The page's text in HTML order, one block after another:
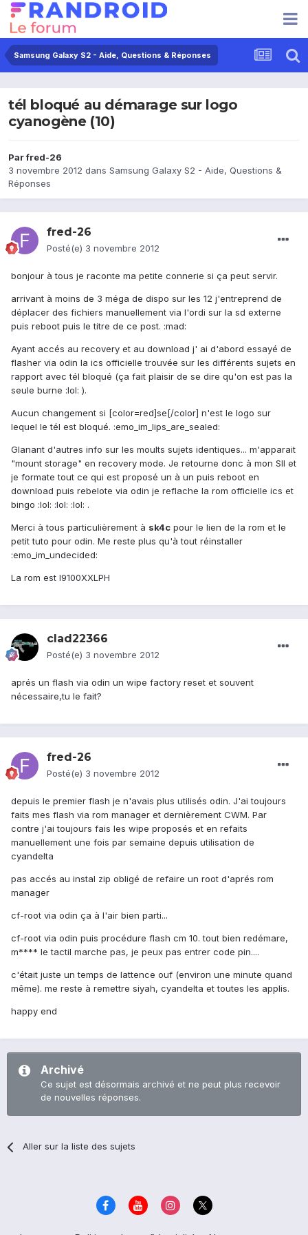
Samsung Galaxy S2 - Aide, Questions & Réponses
tél bloqué au démarage sur logo
cyanogène (10)
Parfred-26
3 novembre 2012 dans Samsung Galaxy S2 - Aide, Questions &
Réponses
fred-26
Posté(e) 3 novembre 2012
bonjour à tous je raconte ma petite connerie si ça peut servir.
arrivant à moins de 3 méga de dispo sur les 12 j'entreprend de
déplacer des fichiers manuellement via l'ordi sur la sd externe
puis reboot puis le titre de ce post. :mad:
Ayant accés au recovery et au download j' ai d'abord essayé de
flasher via odin la ics officielle trouvée sur les différents sujets en
rapport avec tél bloqué (ça fait plaisir de se dire qu'on est pas la
seule burne :lol: ).
Aucun changement si [color=red]se[/color] n'est le logo sur
lequel le tél est bloqué. :emo_im_lips_are_sealed:
Glanant d'autres info sur les moults sujets identiques... m'apparait
"mount storage" en recovery mode. Je retourne donc à mon SII et
je formate tout ce qui est proposé un à un puis reboot en
download puis rebelote via odin je reflache la rom officielle ics et
bingo :lol: :lol: :lol: .
Merci à tous particulièrement à sk4c pour le lien de la rom et le
petit tuto pour odin. Me reste plus qu'à tout réinstaller
:emo_im_undecided:
La rom est I9100XXLPH
clad22366
Posté(e) 3 novembre 2012
aprés un flash via odin un wipe factory reset et souvent
nécessaire,tu le fait?
fred-26
Posté(e) 3 novembre 2012
depuis le premier flash je n'avais plus utilisés odin. J'ai toujours
faits mes flash via rom manager et dernièrement CWM. Par
contre j'ai toujours fais les wipe proposés et en refaits
manuellement une fois par semaine depuis utilisation de
cyandelta
pas accés au instal zip obligé de refaire un root d'aprés rom
manager
cf-root via odin ça à l'air bien parti...
cf-root via odin puis procédure flash cm 10. tout bien redémare,
m**** le tactil marche pas, je peux pas entrer code pin....
c'était juste un temps de lattence ouf (environ une minute quand
même). me reste à remettre siyah, cyandelta et toutes les applis.
happy end
Archivé
Ce sujet est désormais archivé et ne peut plus recevoir
de nouvelles réponses.
Aller sur la liste des sujets